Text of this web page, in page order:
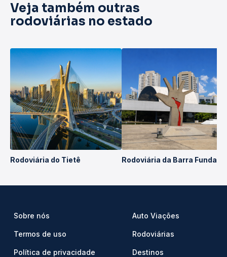
Veja também outras
rodoviárias no estado
Rodoviária do Tietê Rodoviária da Barra Funda
Sobre nós
Termos de uso
Política de privacidade
Auto Viações
Rodoviárias
Destinos